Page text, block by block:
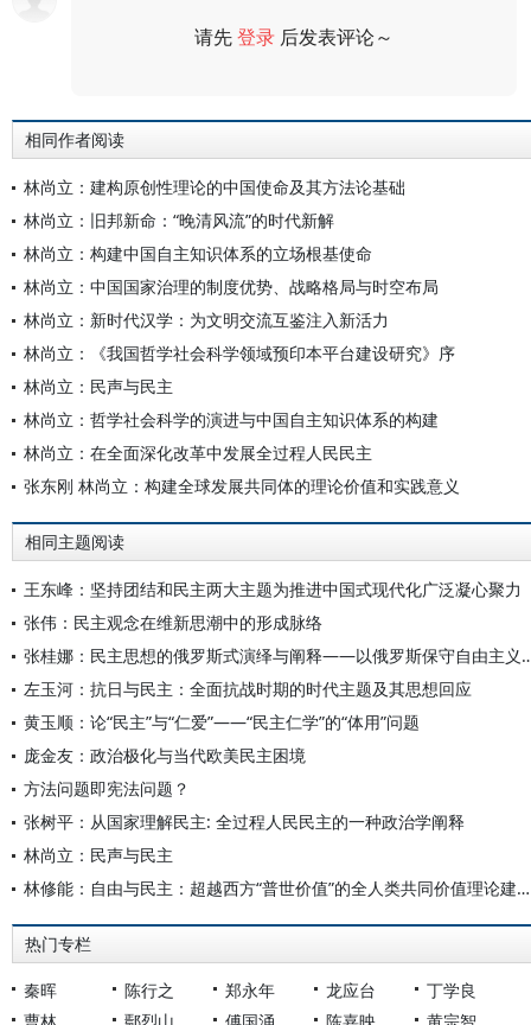
请先登录 后发表评论～
相同作者阅读
林尚立：建构原创性理论的中国使命及其方法论基础
林尚立：旧邦新命：“晚清风流”的时代新解
林尚立：构建中国自主知识体系的立场根基使命
林尚立：中国国家治理的制度优势、战略格局与时空布局
林尚立：新时代汉学：为文明交流互鉴注入新活力
林尚立：《我国哲学社会科学领域预印本平台建设研究》序
林尚立：民声与民主
林尚立：哲学社会科学的演进与中国自主知识体系的构建
林尚立：在全面深化改革中发展全过程人民民主
张东刚 林尚立：构建全球发展共同体的理论价值和实践意义
相同主题阅读
王东峰：坚持团结和民主两大主题为推进中国式现代化广泛凝心聚力
张伟：民主观念在维新思潮中的形成脉络
张桂娜：民主思想的俄罗斯式
左玉河：抗日与民主：全面抗战时期的时代主题及其思想回应
黄玉顺：论“民主”与“仁爱”——“民主仁学”的“体用”问题
庞金友：政治极化与当代欧美民主困境
方法问题即宪法问题？
张树平：从国家理解民主: 全过程人民民主的一种政治学阐释
林尚立：民声与民主
林修能：自由与民主：超越西方“普世价值”的全人类共同价值理论建构初探
热门专栏
秦晖 陈行之 郑永年 龙应台
丁学良